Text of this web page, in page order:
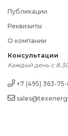
Публикации
Реквизиты
О компании
Консультации
Каждый день с
+7 (495) 363-